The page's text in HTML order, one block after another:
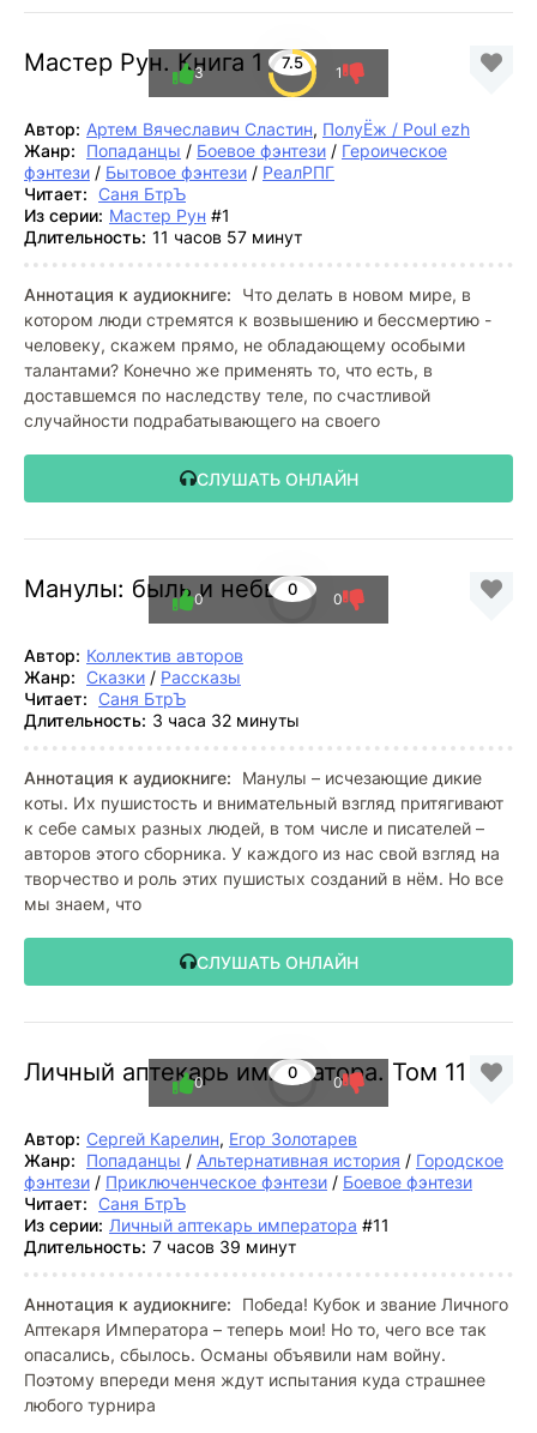
Мастер Рун. Книга 1 7.5
3 1
Автор: Артем Вячеславич Сластин, ПолуЁж / Poul ezh
Жанр:
Попаданцы / Боевое фэнтези / Героическое
фэнтези / Бытовое фэнтези / РеалРПГ
Читает: Саня БтрЪ
Из серии: Мастер Рун #1
Длительность: 11 часов 57 минут
Аннотация к аудиокниге:
Что делать в новом мире, в
котором люди стремятся к возвышению и бессмертию -
человеку, скажем прямо, не обладающему особыми
талантами? Конечно же применять то, что есть, в
доставшемся по наследству теле, по счастливой
случайности подрабатывающего на своего
СЛУШАТЬ ОНЛАЙН
Манулы: быль и небыль
0
0 0
Автор: Коллектив авторов
Жанр: Сказки / Рассказы
Читает: Саня БтрЪ
Длительность: 3 часа 32 минуты
Аннотация к аудиокниге:
Манулы – исчезающие дикие
коты. Их пушистость и внимательный взгляд притягивают
к себе самых разных людей, в том числе и писателей –
авторов этого сборника. У каждого из нас свой взгляд на
творчество и роль этих пушистых созданий в нём. Но все
мы знаем, что
СЛУШАТЬ ОНЛАЙН
Личный аптекарь императора. Том 11
0
0 0
Автор: Сергей Карелин, Егор Золотарев
Жанр:
Попаданцы / Альтернативная история / Городское
фэнтези / Приключенческое фэнтези / Боевое фэнтези
Читает: Саня БтрЪ
Из серии: Личный аптекарь императора #11
Длительность: 7 часов 39 минут
Аннотация к аудиокниге:
Победа! Кубок и звание Личного
Аптекаря Императора – теперь мои! Но то, чего все так
опасались, сбылось. Османы объявили нам войну.
Поэтому впереди меня ждут испытания куда страшнее
любого турнира